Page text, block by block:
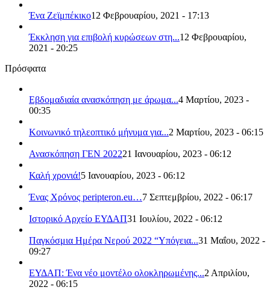
Ένα Ζεϊμπέκικο12 Φεβρουαρίου, 2021 - 17:13
Έκκληση για επιβολή κυρώσεων στη...12 Φεβρουαρίου,
2021 - 20:25
Πρόσφατα
Εβδομαδιαία ανασκόπηση με άρωμα...4 Μαρτίου, 2023 -
00:35
Κοινωνικό τηλεοπτικό μήνυμα για...2 Μαρτίου, 2023 - 06:15
Ανασκόπηση ΓΕΝ 202221 Ιανουαρίου, 2023 - 06:12
Καλή χρονιά!5 Ιανουαρίου, 2023 - 06:12
Ένας Χρόνος peripteron.eu…7 Σεπτεμβρίου, 2022 - 06:17
Ιστορικό Αρχείο ΕΥΔΑΠ31 Ιουλίου, 2022 - 06:12
Παγκόσμια Ημέρα Νερού 2022 “Υπόγεια...31 Μαΐου, 2022 -
09:27
ΕΥΔΑΠ: Ένα νέο μοντέλο ολοκληρωμένης...2 Απριλίου,
2022 - 06:15